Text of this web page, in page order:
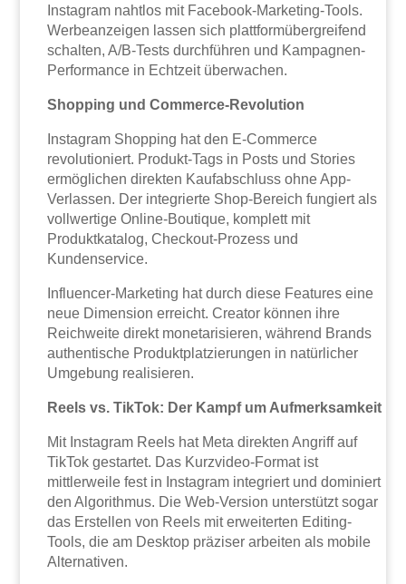
Instagram nahtlos mit Facebook-Marketing-Tools.
Werbeanzeigen lassen sich plattformübergreifend
schalten, A/B-Tests durchführen und Kampagnen-
Performance in Echtzeit überwachen.
Shopping und Commerce-Revolution
Instagram Shopping hat den E-Commerce
revolutioniert. Produkt-Tags in Posts und Stories
ermöglichen direkten Kaufabschluss ohne App-
Verlassen. Der integrierte Shop-Bereich fungiert als
vollwertige Online-Boutique, komplett mit
Produktkatalog, Checkout-Prozess und
Kundenservice.
Influencer-Marketing hat durch diese Features eine
neue Dimension erreicht. Creator können ihre
Reichweite direkt monetarisieren, während Brands
authentische Produktplatzierungen in natürlicher
Umgebung realisieren.
Reels vs. TikTok: Der Kampf um Aufmerksamkeit
Mit Instagram Reels hat Meta direkten Angriff auf
TikTok gestartet. Das Kurzvideo-Format ist
mittlerweile fest in Instagram integriert und dominiert
den Algorithmus. Die Web-Version unterstützt sogar
das Erstellen von Reels mit erweiterten Editing-
Tools, die am Desktop präziser arbeiten als mobile
Alternativen.